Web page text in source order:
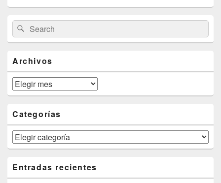
Primary
Sidebar
Widget
Area
Search
for:
Search
Archivos
Archivos
Categorías
Categorías
Entradas recientes